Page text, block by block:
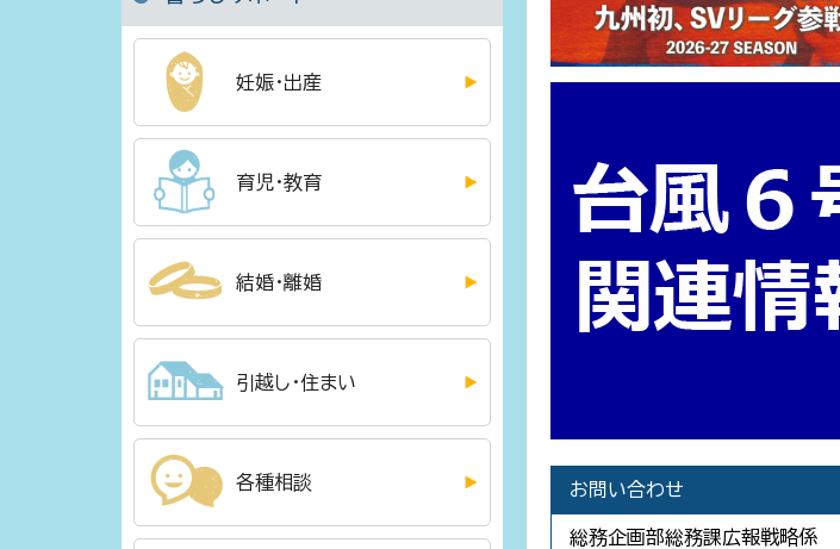
妊娠・出産
育児・教育
結婚・離婚
引越し・住まい
各種相談 お問い合わせ
総務企画部総務課広報戦略係